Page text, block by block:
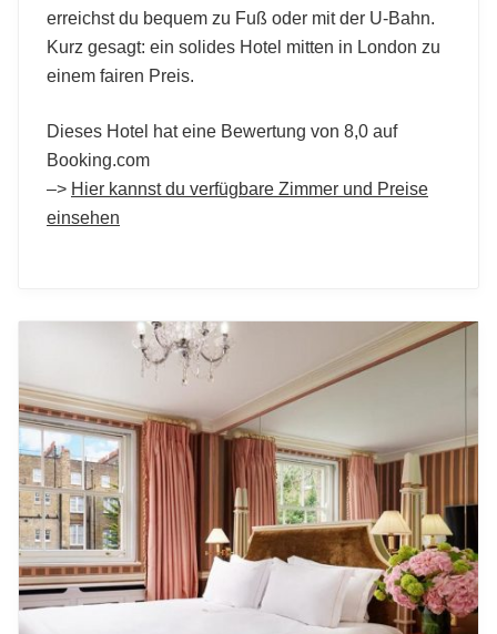
erreichst du bequem zu Fuß oder mit der U-Bahn.
Kurz gesagt: ein solides Hotel mitten in London zu
einem fairen Preis.
Dieses Hotel hat eine Bewertung von 8,0 auf
Booking.com
–> Hier kannst du verfügbare Zimmer und Preise
einsehen